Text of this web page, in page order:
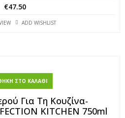
€47.50
ADD WISHLIST
ΣΤΟ ΚΑΛΆΘΙ
Για Τη Κουζίνα-
KITCHEN 750ml